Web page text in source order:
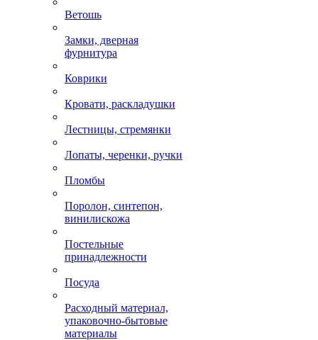
Ветошь
Замки, дверная
фурнитура
Коврики
Кровати, раскладушки
Лестницы, стремянки
Лопаты, черенки, ручки
Пломбы
Поролон, синтепон,
винилискожа
Постельные
принадлежности
Посуда
Расходный материал,
упаковочно-бытовые
материалы